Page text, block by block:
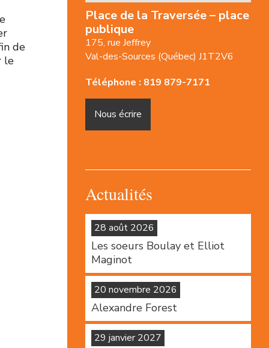
de
le
Place de la Traversée – place
publique
175, rue Jeffrey
Val-des-Sources (Québec) J1T2V6
Téléphone : 819 879-7171
Nous écrire
Actualités
28 août 2026
Les soeurs Boulay et Elliot
Maginot
20 novembre 2026
Alexandre Forest
29 janvier 2027